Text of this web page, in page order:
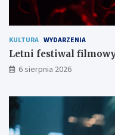
KULTURA WYDARZENIA
Letni festiwal
6 sierpnia 2026